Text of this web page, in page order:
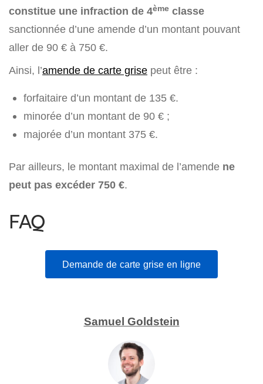
constitue une infraction de 4ème classe
sanctionnée d’une amende d’un montant pouvant
aller de 90 € à 750 €.
Ainsi, l’amende de carte grise peut être :
forfaitaire d’un montant de 135 €.
minorée d’un montant de 90 € ;
majorée d’un montant 375 €.
Par ailleurs, le montant maximal de l’amende ne
peut pas excéder 750 €.
FAQ
Demande de carte grise en ligne
Samuel Goldstein